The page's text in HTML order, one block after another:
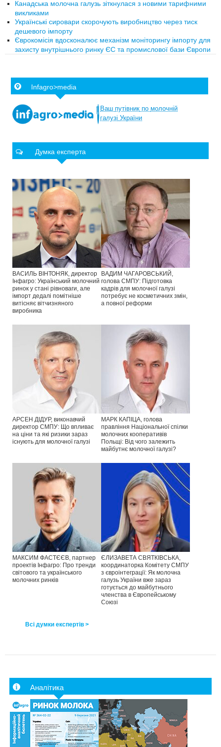
Канадська молочна галузь зіткнулася з новими тарифними
викликами
Українські сировари скорочують виробництво через тиск
дешевого імпорту
Єврокомісія вдосконалює механізм моніторингу імпорту для
захисту внутрішнього ринку ЄС та промислової бази Європи
Infagro>media
Ваш путівник по молочній
галузі України
Думка експерта
ВАСИЛЬ ВІНТОНЯК, директор
Інфагро: Український молочний
ринок у стані рівноваги, але
імпорт дедалі помітніше
витісняє вітчизняного
виробника
ВАДИМ ЧАГАРОВСЬКИЙ,
голова СМПУ: Підготовка
кадрів для молочної галузі
потребує не косметичних змін,
а повної реформи
АРСЕН ДІДУР, виконавчий
директор СМПУ: Що впливає
на ціни та які ризики зараз
існують для молочної галузі
МАРК КАПІЦА, голова
правління Національної спілки
молочних кооперативів
Польщі: Від чого залежить
майбутнє молочної галузі?
МАКСИМ ФАСТЄЄВ, партнер
проектів Інфагро: Про тренди
світового та українського
молочних ринків
ЄЛИЗАВЕТА СВЯТКІВСЬКА,
координаторка Комітету СМПУ
з євроінтеграції: Як молочна
галузь України вже зараз
готується до майбутнього
членства в Європейському
Союзі
Всі думки експертів >
Аналітика